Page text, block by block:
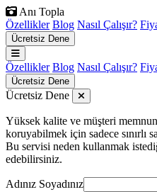
Anı Topla
Özellikler Blog Nasıl Çalışır?
Ücretsiz Dene
Özellikler Blog Nasıl Çalışır?
Ücretsiz Dene
Ücretsiz Dene
Yüksek kalite ve müşteri
koruyabilmek için sadece sınırlı
Bu servisi neden kullanmak
edebilirsiniz.
Adınız Soyadınız